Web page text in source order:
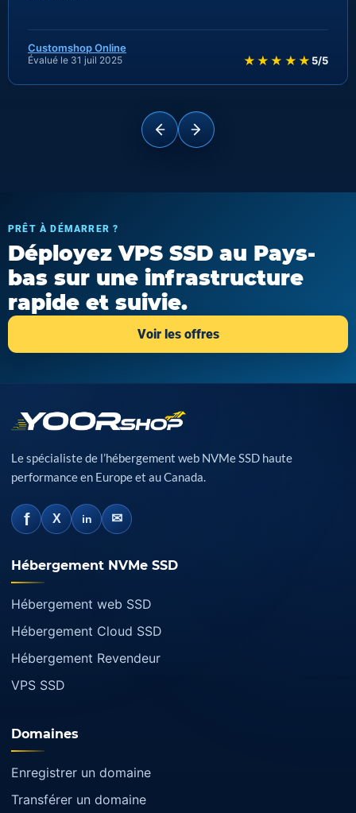
Customshop Online
Évalué le 31 juil 2025 ★★★★★ 5/5
PRÊT À DÉMARRER ?
Déployez VPS SSD au Pays-
bas sur une infrastructure
rapide et suivie.
Voir les offres
Le spécialiste de l’hébergement web NVMe SSD haute
performance en Europe et au Canada.
f X in ✉
Hébergement NVMe SSD
Hébergement web SSD
Hébergement Cloud SSD
Hébergement Revendeur
VPS SSD
Domaines
Enregistrer un domaine
Transférer un domaine